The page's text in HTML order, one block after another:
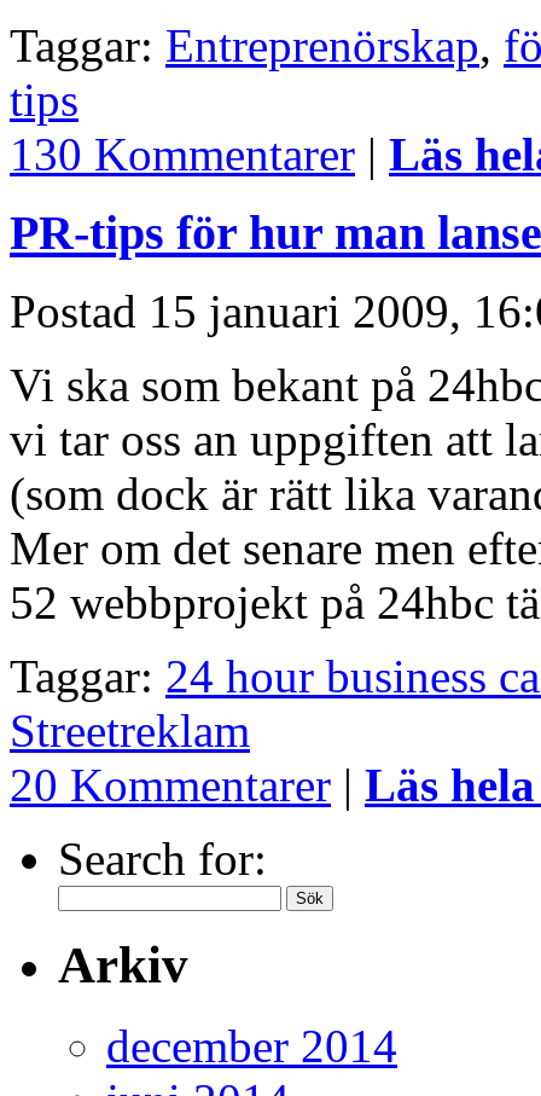
Taggar: Entreprenörskap,
tips
130 Kommentarer | Läs
PR-tips för hur man
Postad 15 januari 2009,
Vi ska som bekant på
vi tar oss an uppgiften att
(som dock är rätt lika
Mer om det senare men
52 webbprojekt på 24hbc
Taggar: 24 hour business
Streetreklam
20 Kommentarer | Läs
Search for:
Arkiv
december 2014